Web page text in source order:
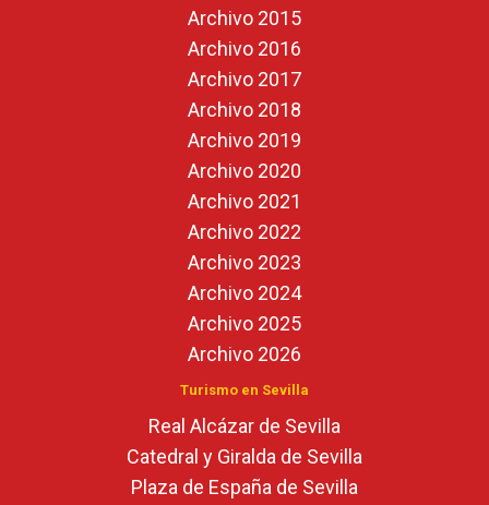
Archivo 2015
Archivo 2016
Archivo 2017
Archivo 2018
Archivo 2019
Archivo 2020
Archivo 2021
Archivo 2022
Archivo 2023
Archivo 2024
Archivo 2025
Archivo 2026
Turismo en Sevilla
Real Alcázar de Sevilla
Catedral y Giralda de Sevilla
Plaza de España de Sevilla